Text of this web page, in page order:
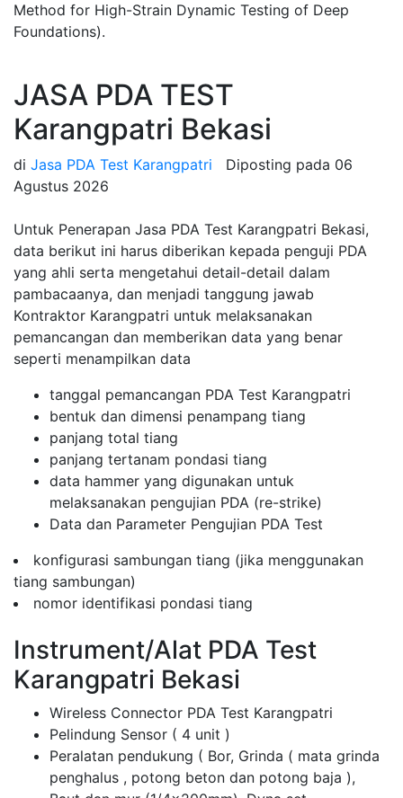
Method for High-Strain Dynamic Testing of Deep
Foundations).
JASA PDA TEST
Karangpatri Bekasi
di Jasa PDA Test Karangpatri Diposting pada 06
Agustus 2026
Untuk Penerapan Jasa PDA Test Karangpatri Bekasi,
data berikut ini harus diberikan kepada penguji PDA
yang ahli serta mengetahui detail-detail dalam
pambacaanya, dan menjadi tanggung jawab
Kontraktor Karangpatri untuk melaksanakan
pemancangan dan memberikan data yang benar
seperti menampilkan data
tanggal pemancangan PDA Test Karangpatri
bentuk dan dimensi penampang tiang
panjang total tiang
panjang tertanam pondasi tiang
data hammer yang digunakan untuk
melaksanakan pengujian PDA (re-strike)
Data dan Parameter Pengujian PDA Test
konfigurasi sambungan tiang (jika menggunakan
tiang sambungan)
nomor identifikasi pondasi tiang
Instrument/Alat PDA Test
Karangpatri Bekasi
Wireless Connector PDA Test Karangpatri
Pelindung Sensor ( 4 unit )
Peralatan pendukung ( Bor, Grinda ( mata grinda
penghalus , potong beton dan potong baja ),